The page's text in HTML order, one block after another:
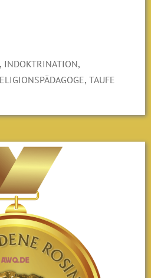
, INDOKTRINATION,
,TAUFE